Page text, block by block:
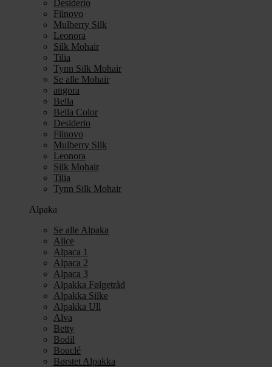
Desiderio
Filnovo
Mulberry Silk
Leonora
Silk Mohair
Tilia
Tynn Silk Mohair
Se alle Mohair
angora
Bella
Bella Color
Desiderio
Filnovo
Mulberry Silk
Leonora
Silk Mohair
Tilia
Tynn Silk Mohair
Alpaka
Se alle Alpaka
Alice
Alpaca 1
Alpaca 2
Alpaca 3
Alpakka Følgetråd
Alpakka Silke
Alpakka Ull
Alva
Betty
Bodil
Bouclé
Børstet Alpakka